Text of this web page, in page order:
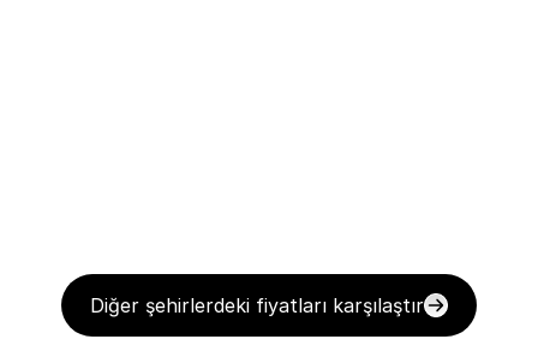
Diğer şehirlerdeki fiyatları karşılaştır